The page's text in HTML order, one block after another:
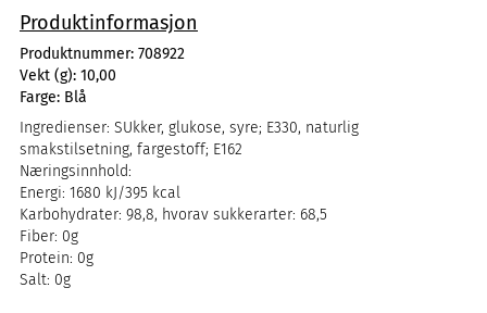
Produktinformasjon
Produktnummer: 708922
Vekt (g): 10,00
Farge: Blå
Ingredienser: SUkker, glukose, syre; E330, naturlig
smakstilsetning, fargestoff; E162
Næringsinnhold:
Energi: 1680 kJ/395 kcal
Karbohydrater: 98,8, hvorav sukkerarter: 68,5
Fiber: 0g
Protein: 0g
Salt: 0g